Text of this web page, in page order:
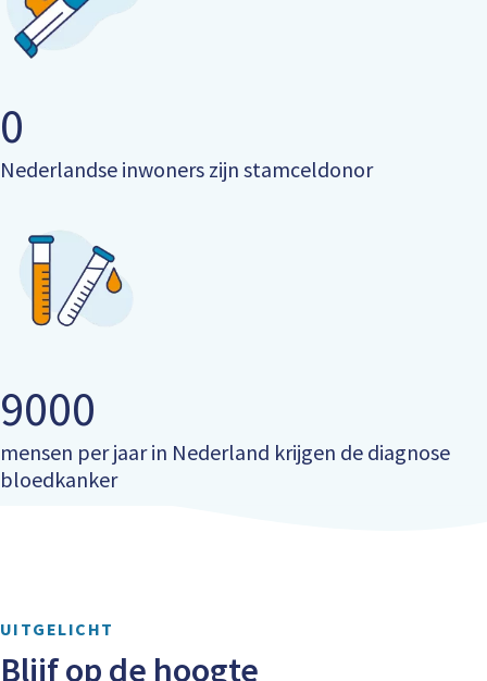
0
Nederlandse inwoners zijn stamceldonor
9000
mensen per jaar in Nederland krijgen de diagnose
bloedkanker
UITGELICHT
Blijf op de hoogte